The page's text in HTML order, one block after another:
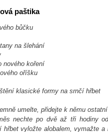
paštika
bůčku
na šlehání
nového koření
oříšku
klasické formy na srnčí hřbet
umelte, přidejte k němu
nechte po dvě až tři hodiny
hřbet vyložte alobalem, vymažte